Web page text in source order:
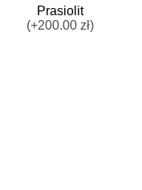
Prasiolit
(+200.00 zł)